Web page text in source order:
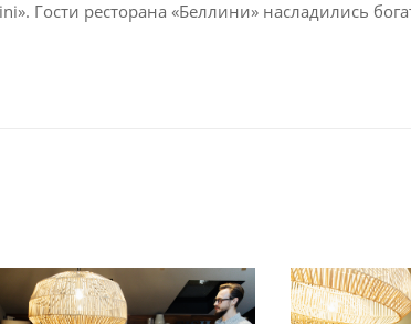
Гости ресторана «Беллини» насладились